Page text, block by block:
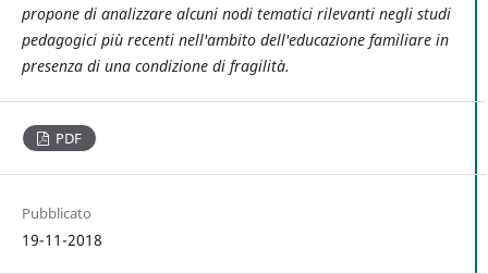
propone di analizzare alcuni nodi tematici rilevanti negli studi
pedagogici più recenti nell'ambito dell'educazione familiare in
presenza di una condizione di fragilità.
PDF
Pubblicato
19-11-2018